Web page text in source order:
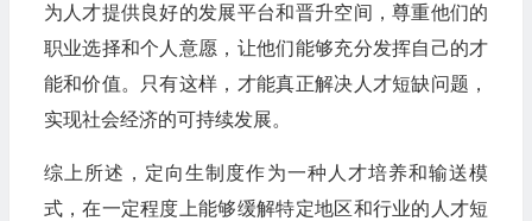
为人才提供良好的发展平台和晋升空间，尊重他们的
职业选择和个人意愿，让他们能够充分发挥自己的才
能和价值。只有这样，才能真正解决人才短缺问题，
实现社会经济的可持续发展。
综上所述，定向生制度作为一种人才培养和输送模
式，在一定程度上能够缓解特定地区和行业的人才短